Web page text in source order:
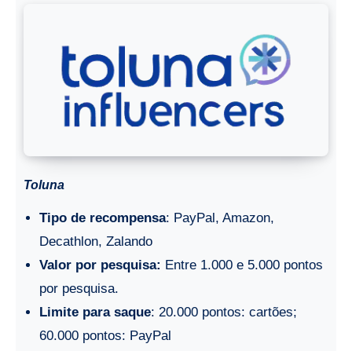
Toluna
Tipo de recompensa: PayPal, Amazon,
Decathlon, Zalando
Valor por pesquisa: Entre 1.000 e 5.000 pontos
por pesquisa.
Limite para saque: 20.000 pontos: cartões;
60.000 pontos: PayPal